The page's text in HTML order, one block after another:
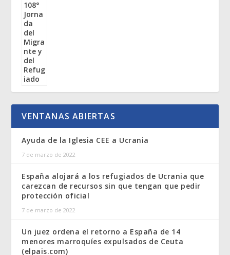
VENTANAS ABIERTAS
Ayuda de la Iglesia CEE a Ucrania
7 de marzo de 2022
España alojará a los refugiados de Ucrania que
carezcan de recursos sin que tengan que pedir
protección oficial
7 de marzo de 2022
Un juez ordena el retorno a España de 14
menores marroquíes expulsados de Ceuta
(elpais.com)